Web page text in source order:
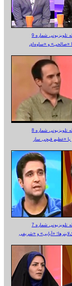
تلویزیونی شماره 9
تلویزیونی شماره 8
تلویزیونی شماره 7